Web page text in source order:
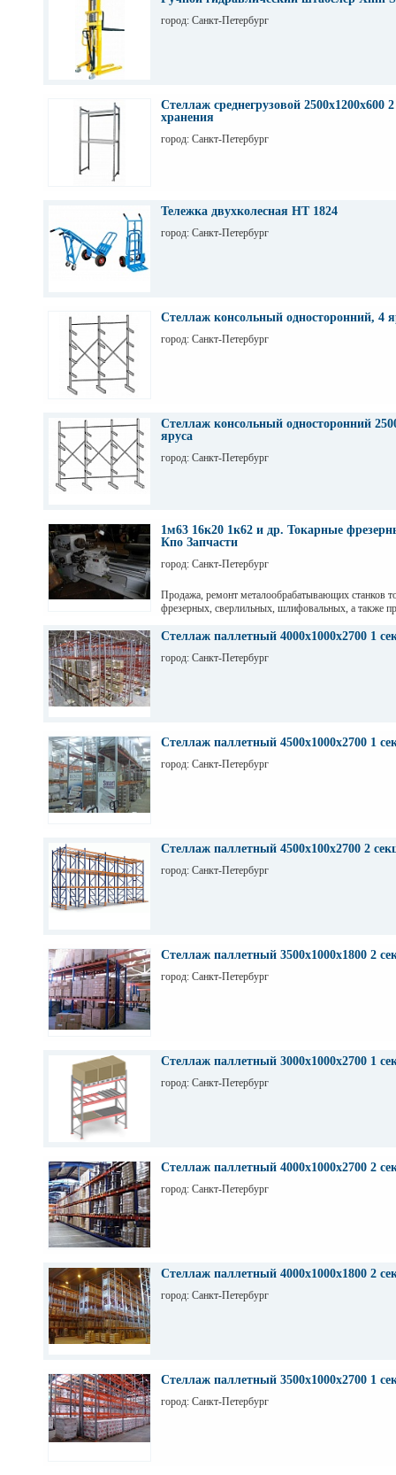
город: Санкт-Петербург
Стеллаж среднегрузовой 2500х1200х600
хранения
город: Санкт-Петербург
Тележка двухколесная НТ 1824
город: Санкт-Петербург
Стеллаж консольный односторонний, 4
город: Санкт-Петербург
Стеллаж консольный односторонний
яруса
город: Санкт-Петербург
1м63 16к20 1к62 и др. Токарные
Кпо Запчасти
город: Санкт-Петербург
Продажа, ремонт металообрабатывающих станков
фрезерных, сверлильных, шлифовальных, а также
оборудования. Торг. Выбор. Пусконаладка. Санкт-
Стеллаж паллетный 4000х1000х2700 1
город: Санкт-Петербург
Стеллаж паллетный 4500х1000х2700 1
город: Санкт-Петербург
Стеллаж паллетный 4500х100х2700 2
город: Санкт-Петербург
Стеллаж паллетный 3500х1000х1800 2
город: Санкт-Петербург
Стеллаж паллетный 3000х1000х2700 1
город: Санкт-Петербург
Стеллаж паллетный 4000х1000х2700 2
город: Санкт-Петербург
Стеллаж паллетный 4000х1000х1800 2
город: Санкт-Петербург
Стеллаж паллетный 3500х1000х2700 1
город: Санкт-Петербург